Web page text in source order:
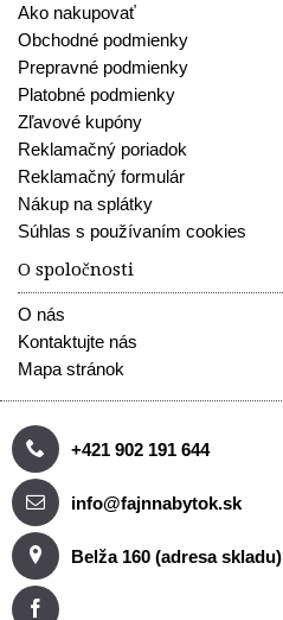
Ako nakupovať
Obchodné podmienky
Prepravné podmienky
Platobné podmienky
Zľavové kupóny
Reklamačný poriadok
Reklamačný formulár
Nákup na splátky
Súhlas s používaním cookies
O spoločnosti
O nás
Kontaktujte nás
Mapa stránok
+421 902 191 644
info@fajnnabytok.sk
Belža 160 (adresa skladu)